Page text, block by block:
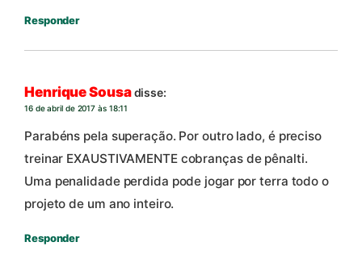
Responder
Henrique Sousadisse:
16 de abril de 2017 às 18:11
Parabéns pela superação. Por outro lado, é preciso
treinar EXAUSTIVAMENTE cobranças de pênalti.
Uma penalidade perdida pode jogar por terra todo o
projeto de um ano inteiro.
Responder